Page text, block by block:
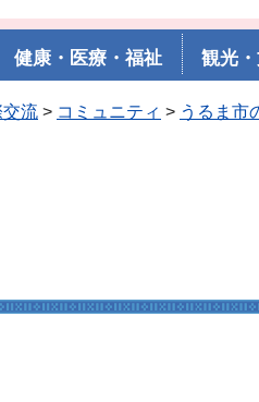
健康・医療・福祉 観光
流 > コミュニティ > うるま市